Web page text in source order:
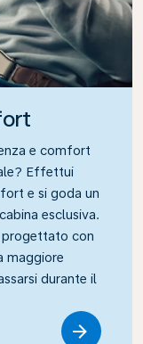
e comfort
Effettui
e si goda un
esclusiva.
progettato con
maggiore
durante il